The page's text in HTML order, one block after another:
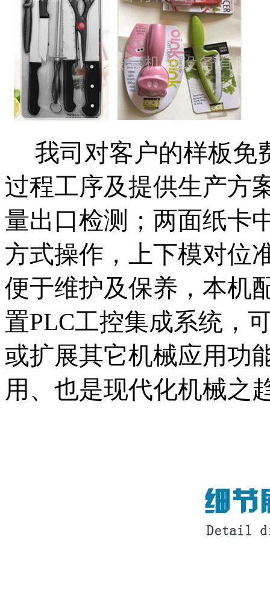
我司对客户的样板免
过程工序及提供生产方
量出口检测；两面纸卡
方式操作，上下模对位
便于维护及保养，本机
置PLC工控集成系统，
或扩展其它机械应用功
用、也是现代化机械之